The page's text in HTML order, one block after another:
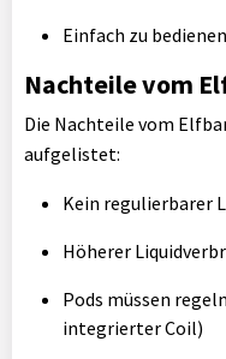
Einfach zu
Nachteile vom
Die Nachteile vom
aufgelistet:
Kein regulierbarer
Höherer
Pods müssen
integrierter Coil)